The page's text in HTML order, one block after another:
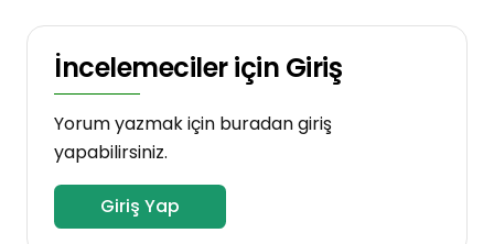
İncelemeciler için Giriş
Yorum yazmak için buradan giriş
yapabilirsiniz.
Giriş Yap